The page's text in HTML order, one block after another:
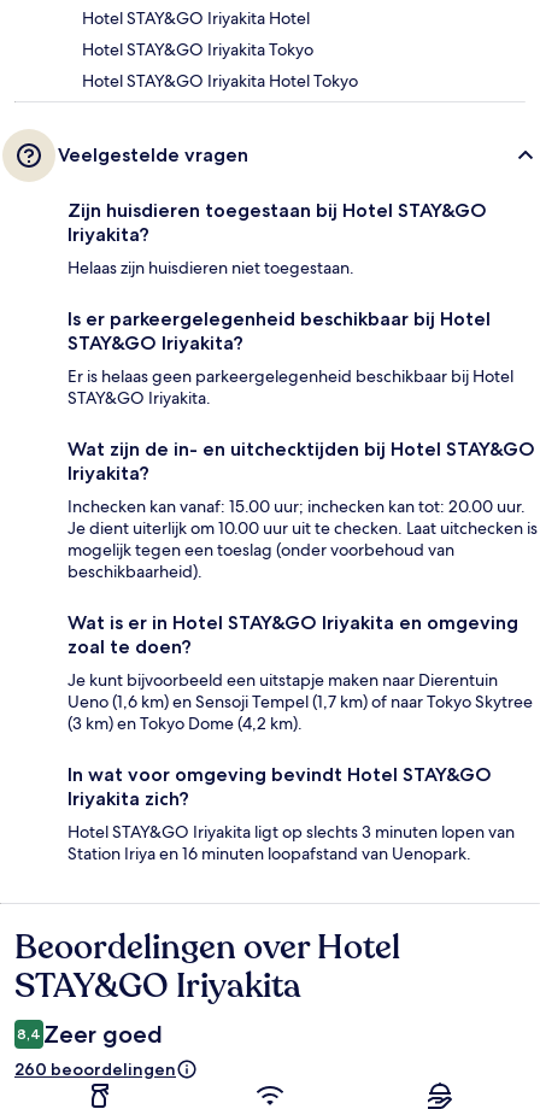
Hotel STAY&GO Iriyakita Hotel
Hotel STAY&GO Iriyakita Tokyo
Hotel STAY&GO Iriyakita Hotel Tokyo
Veelgestelde vragen
Zijn huisdieren toegestaan bij Hotel STAY&GO
Iriyakita?
Helaas zijn huisdieren niet toegestaan.
Is er parkeergelegenheid beschikbaar bij Hotel
STAY&GO Iriyakita?
Er is helaas geen parkeergelegenheid beschikbaar bij Hotel
STAY&GO Iriyakita.
Wat zijn de in- en uitchecktijden bij Hotel STAY&GO
Iriyakita?
Inchecken kan vanaf: 15.00 uur; inchecken kan tot: 20.00 uur.
Je dient uiterlijk om 10.00 uur uit te checken. Laat uitchecken is
mogelijk tegen een toeslag (onder voorbehoud van
beschikbaarheid).
Wat is er in Hotel STAY&GO Iriyakita en omgeving
zoal te doen?
Je kunt bijvoorbeeld een uitstapje maken naar Dierentuin
Ueno (1,6 km) en Sensoji Tempel (1,7 km) of naar Tokyo Skytree
(3 km) en Tokyo Dome (4,2 km).
In wat voor omgeving bevindt Hotel STAY&GO
Iriyakita zich?
Hotel STAY&GO Iriyakita ligt op slechts 3 minuten lopen van
Station Iriya en 16 minuten loopafstand van Uenopark.
Beoordelingen
Beoordelingen over Hotel
STAY&GO Iriyakita
8,4 Zeer goed
260 beoordelingen